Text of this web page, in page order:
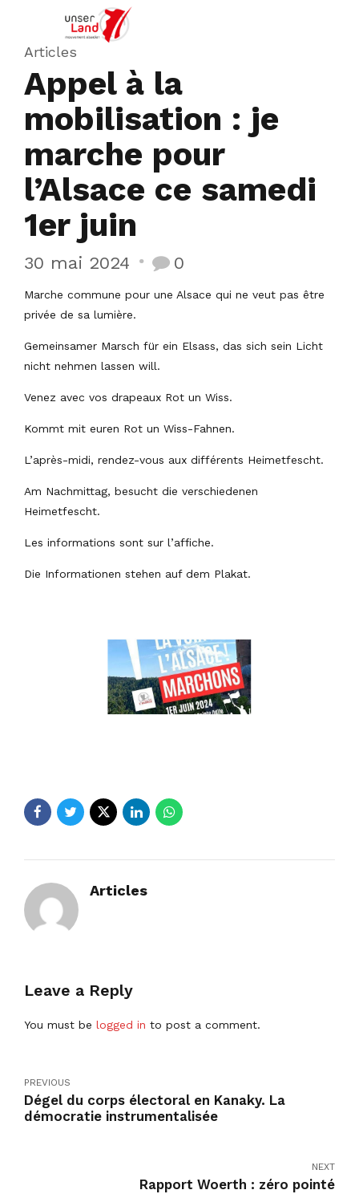
Articles
Appel à la
mobilisation : je
marche pour
l’Alsace ce samedi
1er juin
30 mai 2024 0
Marche commune pour une Alsace qui ne veut pas être
privée de sa lumière.
Gemeinsamer Marsch für ein Elsass, das sich sein Licht
nicht nehmen lassen will.
Venez avec vos drapeaux Rot un Wiss.
Kommt mit euren Rot un Wiss-Fahnen.
L’après-midi, rendez-vous aux différents Heimetfescht.
Am Nachmittag, besucht die verschiedenen
Heimetfescht.
Les informations sont sur l’affiche.
Die Informationen stehen auf dem Plakat.
Articles
Leave a Reply
You must be logged in to post a comment.
PREVIOUS
Dégel du corps électoral en Kanaky. La
démocratie instrumentalisée
NEXT
Rapport Woerth : zéro pointé